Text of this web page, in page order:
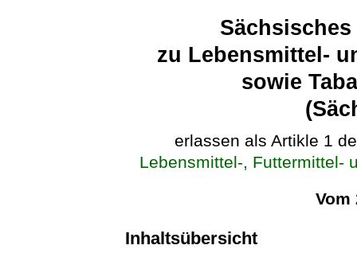
zu Lebensmittel-
sowie
erlassen als Artikle 1
Lebensmittel-, Futtermittel-
Vom
Inhaltsübersicht